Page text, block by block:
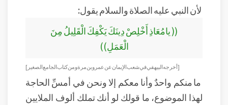
لأن النبي عليه الصلاة والسلام يقول:
(( يامُعَاذِ أَخْلِصْ دِينَكَ يَكْفِكَ الْقَلِيلُ مِنَ
الْعَمَلِ))
[ أخرجه البيهقي في شعب الإيمان عن عمرو بن مرة ومن كتاب الجامع الصغير]
ما منكم واحدٌ وأنا معكم إلا ونحن في أمسِّ الحاجة
لهذا الموضوع، ما قولك لو أنك تملك ألوف الملايين